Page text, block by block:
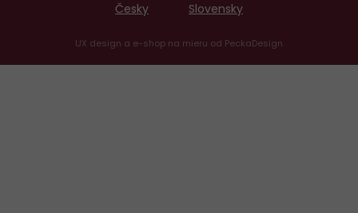
Česky Slovensky
UX design a e-shop na mieru od PeckaDesign